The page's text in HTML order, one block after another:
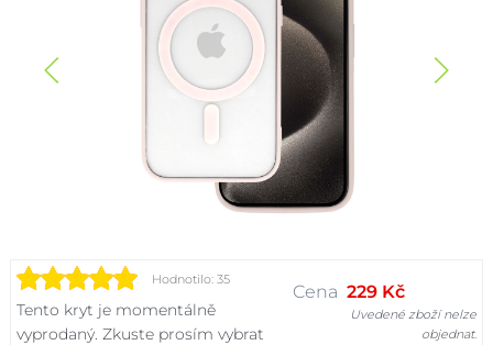
Hodnotilo: 35
Tento kryt je momentálně
vyprodaný. Zkuste prosím vybrat
Cena 229 Kč
Uvedené zboží nelze
objednat.